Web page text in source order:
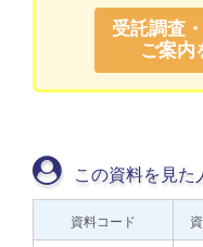
受託調査
ご案内
この資料を見た
資料コード